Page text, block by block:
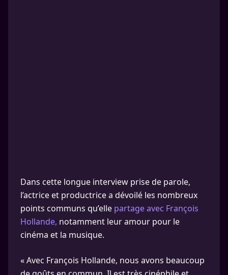
Dans cette longue interview prise de parole,
l’actrice et productrice a dévoilé les nombreux
points communs qu’elle partage avec François
Hollande, notamment leur amour pour le
cinéma et la musique.
« Avec François Hollande, nous avons beaucoup